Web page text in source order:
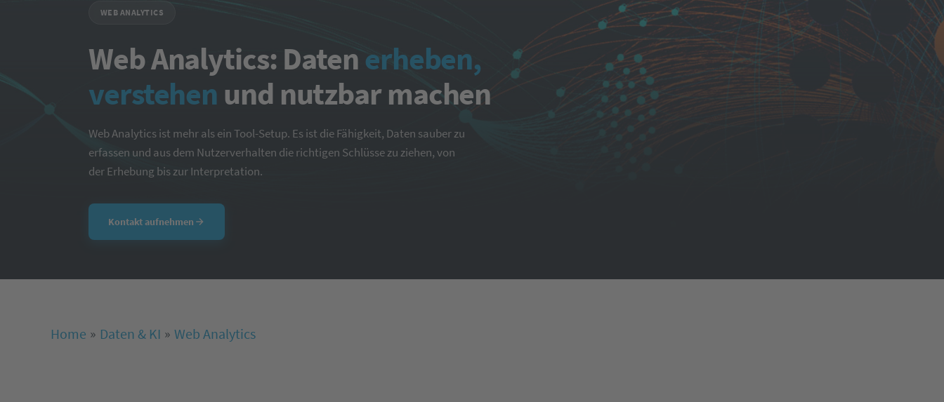
WEB ANALYTICS
Web Analytics: Daten erheben,
verstehen und nutzbar machen
Web Analytics ist mehr als ein Tool-Setup. Es ist die Fähigkeit, Daten sauber zu
erfassen und aus dem Nutzerverhalten die richtigen Schlüsse zu ziehen, von
der Erhebung bis zur Interpretation.
Kontakt aufnehmen
Home Daten & KI Web Analytics